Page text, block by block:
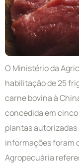
O Ministério da
habilitação de 25
carne bovina à
concedida em
plantas autorizadas
informações foram
Agropecuária